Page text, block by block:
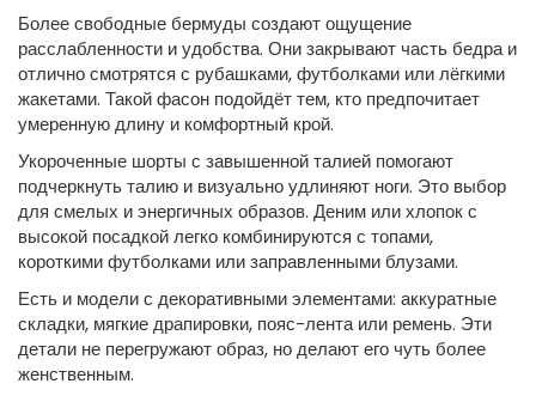
Более свободные бермуды создают ощущение
расслабленности и удобства. Они закрывают часть бедра и
отлично смотрятся с рубашками, футболками или лёгкими
жакетами. Такой фасон подойдёт тем, кто предпочитает
умеренную длину и комфортный крой.
Укороченные шорты с завышенной талией помогают
подчеркнуть талию и визуально удлиняют ноги. Это выбор
для смелых и энергичных образов. Деним или хлопок с
высокой посадкой легко комбинируются с топами,
короткими футболками или заправленными блузами.
Есть и модели с декоративными элементами: аккуратные
складки, мягкие драпировки, пояс-лента или ремень. Эти
детали не перегружают образ, но делают его чуть более
женственным.